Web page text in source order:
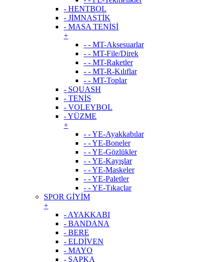
- HENTBOL
- JİMNASTİK
- MASA TENİSİ
+
- - MT-Aksesuarlar
- - MT-File/Direk
- - MT-Raketler
- - MT-R-Kılıflar
- - MT-Toplar
- SQUASH
- TENİS
- VOLEYBOL
- YÜZME
+
- - YE-Ayakkabılar
- - YE-Boneler
- - YE-Gözlükler
- - YE-Kayışlar
- - YE-Maskeler
- - YE-Paletler
- - YE-Tıkaçlar
SPOR GİYİM
+
- AYAKKABI
- BANDANA
- BERE
- ELDİVEN
- MAYO
- ŞAPKA